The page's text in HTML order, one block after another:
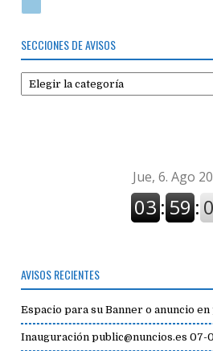
SECCIONES DE AVISOS
Secciones
de
AVISOS RECIENTES
Espacio para su Banner o anuncio en
Inauguración public@nuncios.es 07-